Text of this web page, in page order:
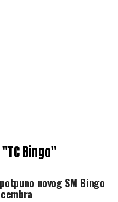
Bingo"
novog SM Bingo